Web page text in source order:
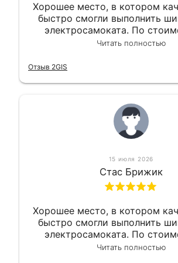
Хорошее место, в котором
быстро смогли выполнить
электросамоката. По
вышло вообще приемлемо
Читать полностью
Отзыв 2GIS
15 июля 2026
Стас Брижик
Хорошее место, в котором
быстро смогли выполнить
электросамоката. По
вышло вообще приемлемо
Читать полностью